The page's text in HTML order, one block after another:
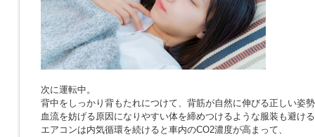
次に運転中。
背中をしっかり背もたれにつけて、背筋が自然に伸びる正しい姿
血流を妨げる原因になりやすい体を締めつけるような服装も避け
エアコンは内気循環を続けると車内のCO2濃度が高まって、